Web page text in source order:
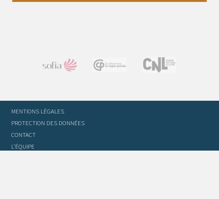
MENTIONS LÉGALES
PROTECTION DES DONNÉES
CONTACT
L’ÉQUIPE